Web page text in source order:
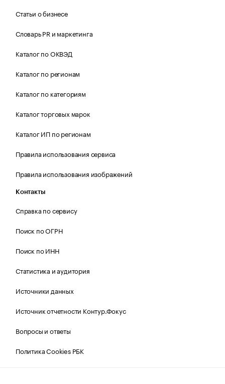
Статьи о бизнесе
Словарь PR и маркетинга
Каталог по ОКВЭД
Каталог по регионам
Каталог по категориям
Каталог торговых марок
Каталог ИП по регионам
Правила использования сервиса
Правила использования изображений
Контакты
Справка по сервису
Поиск по ОГРН
Поиск по ИНН
Статистика и аудитория
Источники данных
Источник отчетности Контур.Фокус
Вопросы и ответы
Политика Cookies РБК